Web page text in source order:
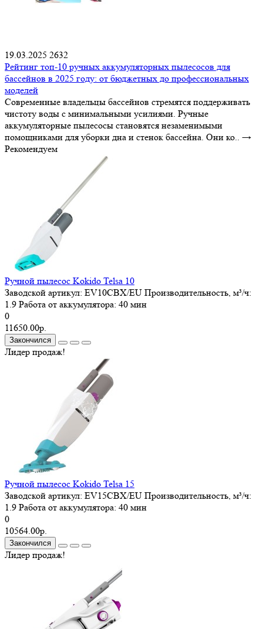
19.03.2025 2632
Рейтинг топ-10 ручных аккумуляторных пылесосов для
бассейнов в 2025 году: от бюджетных до профессиональных
моделей
Современные владельцы бассейнов стремятся поддерживать
чистоту воды с минимальными усилиями. Ручные
аккумуляторные пылесосы становятся незаменимыми
помощниками для уборки дна и стенок бассейна. Они ко.. →
Рекомендуем
Ручной пылесос Kokido Telsa 10
Заводской артикул: EV10CBX/EU Производительность, м³/ч:
1.9 Работа от аккумулятора: 40 мин
0
11650.00р.
Закончился
Лидер продаж!
Ручной пылесос Kokido Telsa 15
Заводской артикул: EV15CBX/EU Производительность, м³/ч:
1.9 Работа от аккумулятора: 40 мин
0
10564.00р.
Закончился
Лидер продаж!